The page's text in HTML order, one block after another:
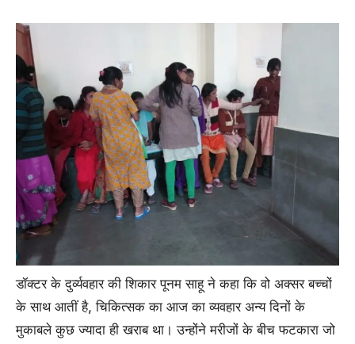
डॉक्टर के दुर्व्यवहार की शिकार पूनम साहू ने कहा कि वो अक्सर बच्चों
के साथ आतीं है, चिकित्सक का आज का व्यवहार अन्य दिनों के
मुकाबले कुछ ज्यादा ही खराब था। उन्होंने मरीजों के बीच फटकारा जो